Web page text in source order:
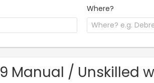
Where?
9 Manual / Unskilled